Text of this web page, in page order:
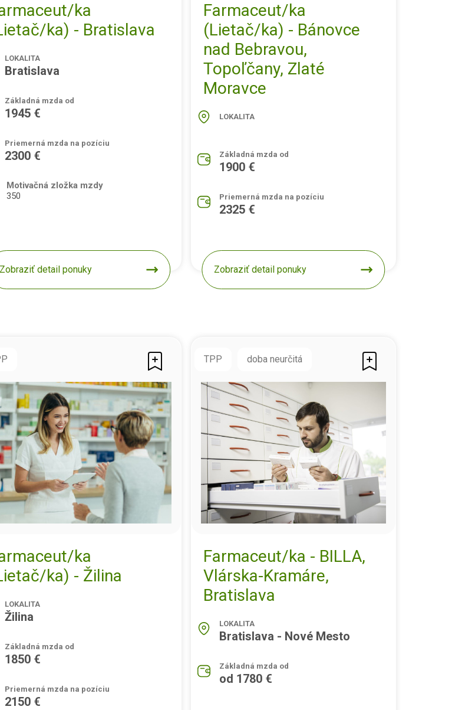
ka
ka) - Bratislava
LOKALITA
Bratislava
Základná mzda od
1945 €
Priemerná mzda na pozíciu
2300 €
Motivačná zložka mzdy
350
Zobraziť detail ponuky
Farmaceut/ka
(Lietač/ka) - Bánovce
nad Bebravou,
Topoľčany, Zlaté
Moravce
LOKALITA
Základná mzda od
1900 €
Priemerná mzda na pozíciu
2325 €
Zobraziť detail ponuky
ka
ka) - Žilina
LOKALITA
Žilina
Základná mzda od
1850 €
Priemerná mzda na pozíciu
2150 €
TPP doba neurčitá
Farmaceut/ka - BILLA,
Vlárska-Kramáre,
Bratislava
LOKALITA
Bratislava - Nové Mesto
Základná mzda od
od 1780 €